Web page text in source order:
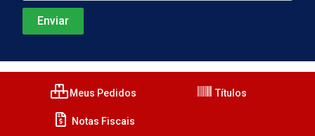
Meus Pedidos Títulos
Notas Fiscais